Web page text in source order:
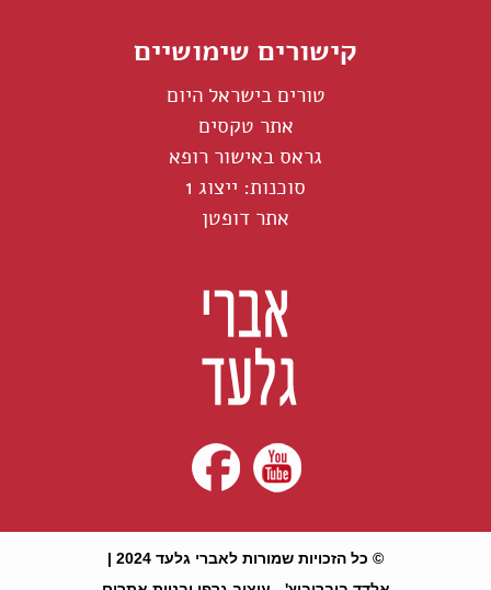
קישורים שימושיים
טורים בישראל היום
אתר טקסים
גראס באישור רופא
סוכנות: ייצוג 1
אתר דופטן
© כל הזכויות שמורות לאברי גלעד 2024 |